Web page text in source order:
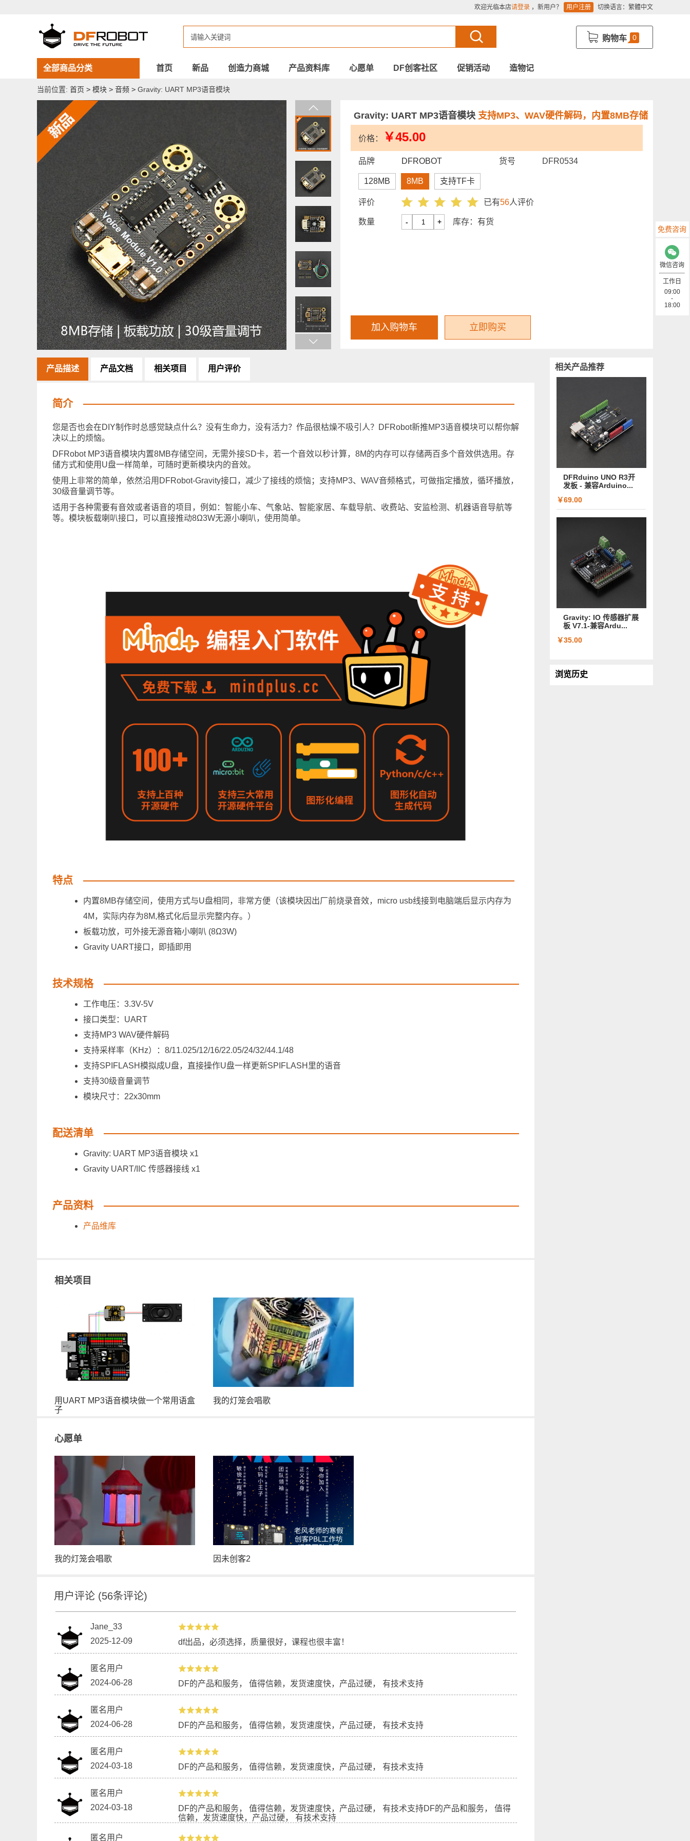
欢迎光临本店请登录 ，新用户？ 用户注册 切换语言： 繁體中文
购物车 0
全部商品分类 首页 新品 创造力商城 产品资料库 心愿单 DF创客社区 促销活动 造物记
当前位置: 首页 > 模块 > 音频 > Gravity: UART MP3语音模块
Gravity: UART MP3语音模块 支持MP3、WAV硬件解码，内置8MB存储
价格： ￥45.00
品牌 DFROBOT 货号 DFR0534
128MB 8MB 支持TF卡
评价 已有56人评价
数量 - + 库存： 有货
加入购物车 立即购买
产品描述 产品文档 相关项目 用户评价
简介
您是否也会在DIY制作时总感觉缺点什么？没有生命力，没有活力？作品很枯燥不吸引人？DFRobot新推MP3语音模块可以帮你解
决以上的烦恼。
DFRobot MP3语音模块内置8MB存储空间，无需外接SD卡，若一个音效以秒计算，8M的内存可以存储两百多个音效供选用。存
储方式和使用U盘一样简单，可随时更新模块内的音效。
使用上非常的简单，依然沿用DFRobot-Gravity接口，减少了接线的烦恼；支持MP3、WAV音频格式，可做指定播放，循环播放，
30级音量调节等。
适用于各种需要有音效或者语音的项目，例如：智能小车、气象站、智能家居、车载导航、收费站、安监检测、机器语音导航等
等。模块板载喇叭接口，可以直接推动8Ω3W无源小喇叭，使用简单。
特点
内置8MB存储空间，使用方式与U盘相同，非常方便（该模块因出厂前烧录音效，micro usb线接到电脑端后显示内存为
4M，实际内存为8M,格式化后显示完整内存。）
板载功放，可外接无源音箱小喇叭 (8Ω3W)
Gravity UART接口，即插即用
技术规格
工作电压：3.3V-5V
接口类型：UART
支持MP3 WAV硬件解码
支持采样率（KHz）：8/11.025/12/16/22.05/24/32/44.1/48
支持SPIFLASH模拟成U盘，直接操作U盘一样更新SPIFLASH里的语音
支持30级音量调节
模块尺寸：22x30mm
配送清单
Gravity: UART MP3语音模块 x1
Gravity UART/IIC 传感器接线 x1
产品资料
产品维库
相关项目
用UART MP3语音模块做一个常用语盒
子
我的灯笼会唱歌
心愿单
我的灯笼会唱歌 因未创客2
用户评论 (56条评论)
Jane_33
2025-12-09
df出品，必须选择，质量很好，课程也很丰富！
匿名用户
2024-06-28
DF的产品和服务， 值得信赖，发货速度快，产品过硬， 有技术支持
匿名用户
2024-06-28
DF的产品和服务， 值得信赖，发货速度快，产品过硬， 有技术支持
匿名用户
2024-03-18
DF的产品和服务， 值得信赖，发货速度快，产品过硬， 有技术支持
匿名用户
2024-03-18
DF的产品和服务， 值得信赖，发货速度快，产品过硬， 有技术支持DF的产品和服务， 值得
信赖，发货速度快，产品过硬， 有技术支持
匿名用户
相关产品推荐
DFRduino UNO R3开
发板 - 兼容Arduino...
￥69.00
Gravity: IO 传感器扩展
板 V7.1-兼容Ardu...
￥35.00
浏览历史
免费咨询
微信咨询
工作日
09:00
-
18:00